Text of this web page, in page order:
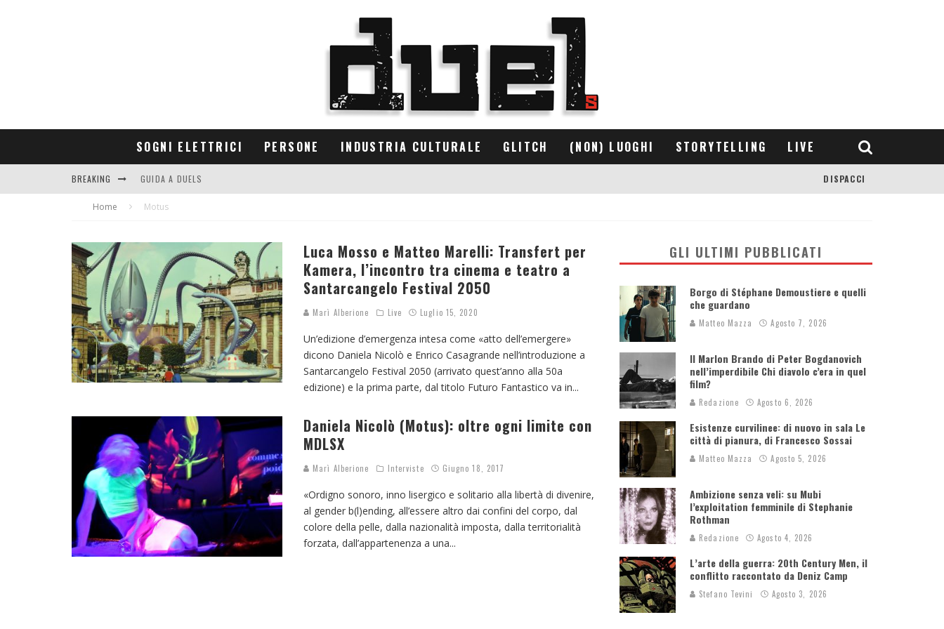
SOGNI ELETTRICI PERSONE INDUSTRIA CULTURALE GLITCH (NON) LUOGHI STORYTELLING LIVE
BREAKING GUIDA A DUELS
CONTRIBUTORS
DISPACCI
Home Motus
Luca Mosso e Matteo Marelli: Transfert per
Kamera, l’incontro tra cinema e teatro a
Santarcangelo Festival 2050
Marì Alberione Live Luglio 15, 2020
Un’edizione d’emergenza intesa come «atto dell’emergere»
dicono Daniela Nicolò e Enrico Casagrande nell’introduzione a
Santarcangelo Festival 2050 (arrivato quest’anno alla 50a
edizione) e la prima parte, dal titolo Futuro Fantastico va in...
Daniela Nicolò (Motus): oltre ogni limite con
MDLSX
Marì Alberione Interviste Giugno 18, 2017
«Ordigno sonoro, inno lisergico e solitario alla libertà di divenire,
al gender b(l)ending, all’essere altro dai confini del corpo, dal
colore della pelle, dalla nazionalità imposta, dalla territorialità
forzata, dall’appartenenza a una...
GLI ULTIMI PUBBLICATI
Borgo di Stéphane Demoustiere e quelli
che guardano
Matteo Mazza Agosto 7, 2026
Il Marlon Brando di Peter Bogdanovich
nell’imperdibile Chi diavolo c’era in quel
film?
Redazione Agosto 6, 2026
Esistenze curvilinee: di nuovo in sala Le
città di pianura, di Francesco Sossai
Matteo Mazza Agosto 5, 2026
Ambizione senza veli: su Mubi
l’exploitation femminile di Stephanie
Rothman
Redazione Agosto 4, 2026
L’arte della guerra: 20th Century Men, il
conflitto raccontato da Deniz Camp
Stefano Tevini Agosto 3, 2026